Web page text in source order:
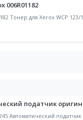
006R01182
Тонер для Xerox WCP 123/
податчик
Автоматический